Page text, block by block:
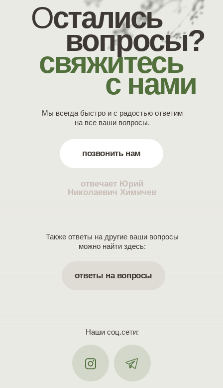
Мы всегда быстро и с радостью ответим
на все ваши вопросы.
позвонить нам
Также ответы на другие ваши вопросы
можно найти здесь:
ответы на вопросы
отвечает Юрий
Николаевич Химичев
Остались
вопросы?
свяжитесь
с нами
Наши соц.сети: